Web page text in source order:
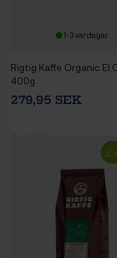
1-3 vardagar
Rigtig Kaffe Organic El
400g
279,95 SEK